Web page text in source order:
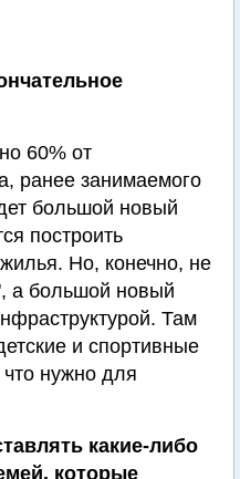
60% от
ранее занимаемого
большой новый
построить
Но, конечно, не
а большой новый
Там
и спортивные
нужно для
какие-либо
которые